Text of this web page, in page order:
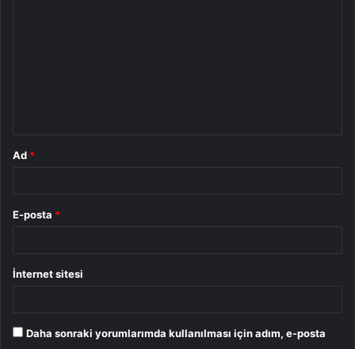
Ad *
E-posta *
İnternet sitesi
Daha sonraki yorumlarımda kullanılması için adım, e-posta